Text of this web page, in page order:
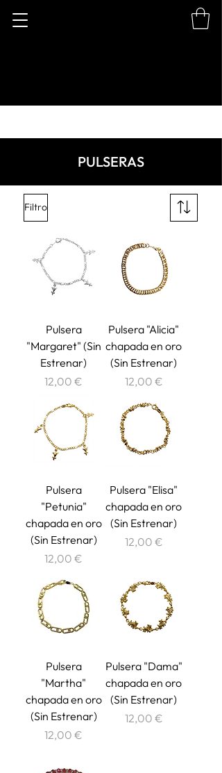
PULSERAS
Filtro
Pulsera
"Margaret" (Sin
Estrenar)
Precio
12,00 €
Pulsera "Alicia"
chapada en oro
(Sin Estrenar)
Precio
12,00 €
Pulsera
"Petunia"
chapada en oro
(Sin Estrenar)
Precio
12,00 €
Pulsera "Elisa"
chapada en oro
(Sin Estrenar)
Precio
12,00 €
Pulsera
"Martha"
chapada en oro
(Sin Estrenar)
Precio
12,00 €
Pulsera "Dama"
chapada en oro
(Sin Estrenar)
Precio
12,00 €